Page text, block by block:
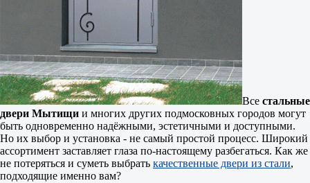
Все стальные
двери Мытищи и многих других подмосковных городов могут
быть одновременно надёжными, эстетичными и доступными.
Но их выбор и установка - не самый простой процесс. Широкий
ассортимент заставляет глаза по-настоящему разбегаться. Как же
не потеряться и суметь выбрать качественные двери из стали,
подходящие именно вам?